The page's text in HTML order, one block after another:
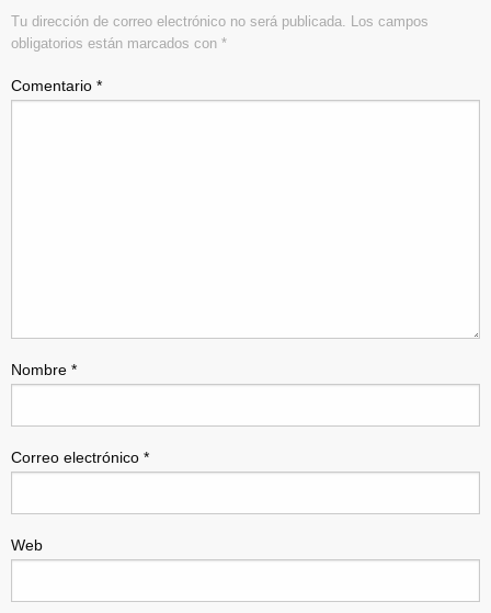
Tu dirección de correo electrónico no será publicada.
Los campos
obligatorios están marcados con *
Comentario *
Nombre *
Correo electrónico *
Web